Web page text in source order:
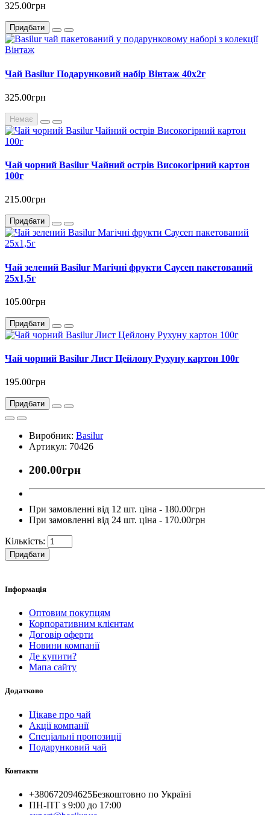
325.00грн
Придбати
Чай Basilur Подарунковий набір Вінтаж 40х2г
325.00грн
Немає
Чай чорний Basilur Чайний острів Високогірний картон
100г
215.00грн
Придбати
Чай зелений Basilur Магічні фрукти Саусеп пакетований
25х1,5г
105.00грн
Придбати
Чай чорний Basilur Лист Цейлону Рухуну картон 100г
195.00грн
Придбати
Виробник: Basilur
Артикул: 70426
200.00грн
При замовленні від 12 шт. ціна - 180.00грн
При замовленні від 24 шт. ціна - 170.00грн
Кількість:
Придбати
Інформація
Оптовим покупцям
Корпоративним клієнтам
Договір оферти
Новини компанії
Де купити?
Мапа сайту
Додатково
Цікаве про чай
Акції компанії
Спеціальні пропозиції
Подарунковий чай
Контакти
+380672094625Безкоштовно по Україні
ПН-ПТ з 9:00 до 17:00